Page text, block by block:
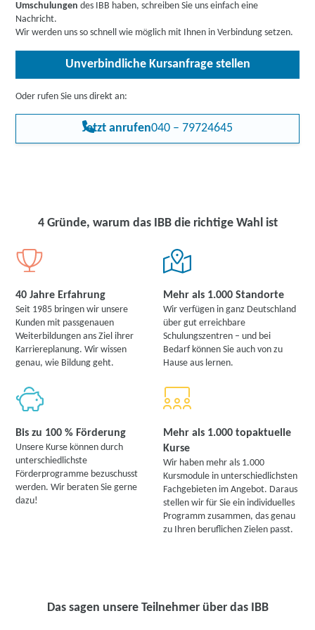
unternehmerischen Fähigkeiten berücksichtigen. Dies macht Sie
zu einem attraktiven Kandidaten für potenzielle Arbeitgeber, die
Mitarbeiter mit unternehmerischem Denken suchen.
Umschulungen des IBB haben, schreiben Sie uns einfach eine
Nachricht.
Wir werden uns so schnell wie möglich mit Ihnen in Verbindung setzen.
Unverbindliche Kursanfrage stellen
Oder rufen Sie uns direkt an:
Jetzt anrufen040 – 79724645
4 Gründe, warum das IBB die richtige Wahl ist
40 Jahre Erfahrung
Seit 1985 bringen wir unsere
Kunden mit passgenauen
Weiterbildungen ans Ziel ihrer
Karriereplanung. Wir wissen
genau, wie Bildung geht.
Mehr als 1.000 Standorte
Wir verfügen in ganz Deutschland
über gut erreichbare
Schulungszentren – und bei
Bedarf können Sie auch von zu
Hause aus lernen.
Bis zu 100 % Förderung
Unsere Kurse können durch
unterschiedlichste
Förderprogramme bezuschusst
werden. Wir beraten Sie gerne
dazu!
Mehr als 1.000 topaktuelle
Kurse
Wir haben mehr als 1.000
Kursmodule in unterschiedlichsten
Fachgebieten im Angebot. Daraus
stellen wir für Sie ein individuelles
Programm zusammen, das genau
zu Ihren beruflichen Zielen passt.
Das sagen unsere Teilnehmer über das IBB